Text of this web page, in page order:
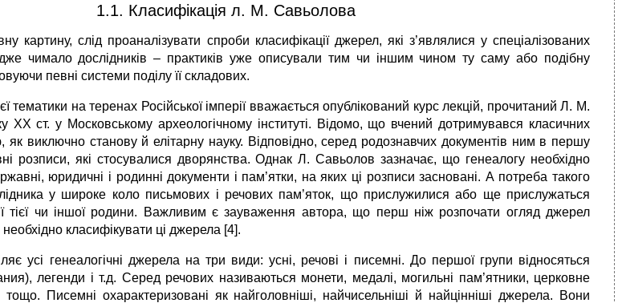
1.1. Класифікація л. М. Савьолова
картину, слід проаналізувати спроби класифікації джерел, які з’являлися у спеціалізованих
чимало дослідників – практиків уже описували тим чи іншим чином ту саму або подібну
певні системи поділу її складових.
тематики на теренах Російської імперії вважається опублікований курс лекцій, прочитаний Л. М.
ХХ ст. у Московському археологічному інституті. Відомо, що вчений дотримувався класичних
як виключно станову й елітарну науку. Відповідно, серед родознавчих документів ним в першу
розписи, які стосувалися дворянства. Однак Л. Савьолов зазначає, що генеалогу необхідно
юридичні і родинні документи і пам’ятки, на яких ці розписи засновані. А потреба такого
у широке коло письмових і речових пам’яток, що прислужилися або ще прислужаться
тієї чи іншої родини. Важливим є зауваження автора, що перш ніж розпочати огляд джерел
необхідно класифікувати ці джерела [4].
усі генеалогічні джерела на три види: усні, речові і писемні. До першої групи відносяться
легенди і т.д. Серед речових називаються монети, медалі, могильні пам’ятники, церковне
Писемні охарактеризовані як найголовніші, найчисельніші й найцінніші джерела. Вони